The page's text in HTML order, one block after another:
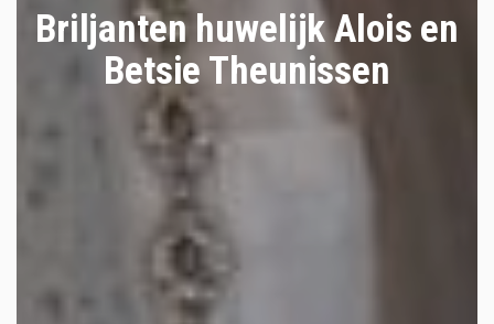
Briljanten huwelijk Alois en
Betsie Theunissen